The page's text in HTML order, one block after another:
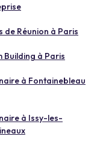
de Réunion à Paris
Building à Paris
à Fontainebleau
à Issy-les-